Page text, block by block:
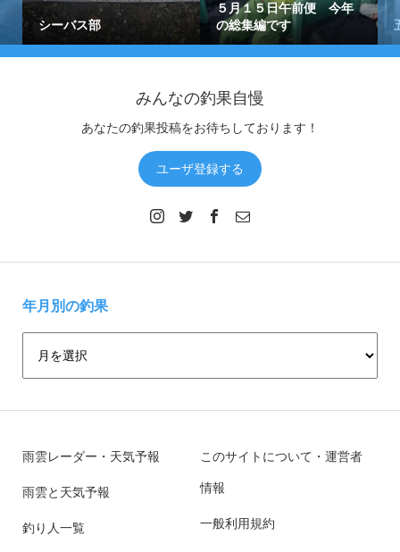
シーバス部
５月１５日午前便 今年
の総集編です
みんなの釣果自慢
あなたの釣果投稿をお待ちしております！
ユーザ登録する
年月別の釣果
雨雲レーダー・天気予報
雨雲と天気予報
釣り人一覧
このサイトについて・運営者
情報
一般利用規約